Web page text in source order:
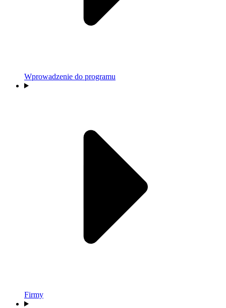
Wprowadzenie do programu
Firmy